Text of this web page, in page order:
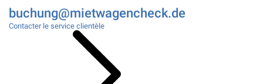
buchung@mietwagencheck.de
Contacter le service clientèle